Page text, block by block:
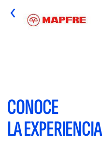
‹
CONOCE
LA EXPERIENCIA